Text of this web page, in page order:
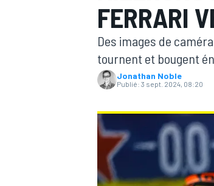
FERRARI
Des images de
tournent et bougent
Jonathan Noble
Publié: 3 sept. 2024, 08:20